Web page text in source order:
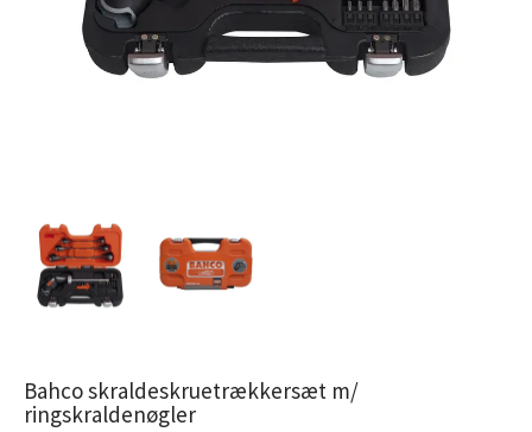
Bahco skraldeskruetrækkersæt m/
ringskraldenøgler